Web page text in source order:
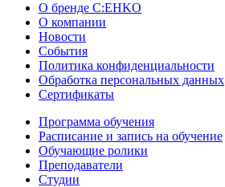
О бренде C:EHKO
О компании
Новости
События
Политика конфиденциальности
Обработка персональных данных
Сертификаты
Программа обучения
Расписание и запись на обучение
Обучающие ролики
Преподаватели
Студии